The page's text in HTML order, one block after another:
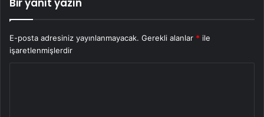
Bir yanıt yazın
E-posta adresiniz yayınlanmayacak. Gerekli alanlar * ile
işaretlenmişlerdir